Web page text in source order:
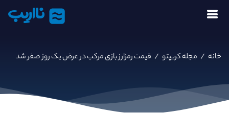
نااریب
خانه / مجله کریپتو / قیمت رمزارز بازی مرکب در عرض یک روز صفر شد